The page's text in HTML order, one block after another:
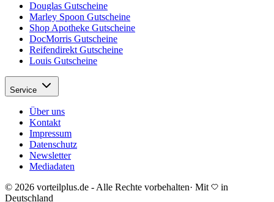
Douglas Gutscheine
Marley Spoon Gutscheine
Shop Apotheke Gutscheine
DocMorris Gutscheine
Reifendirekt Gutscheine
Louis Gutscheine
Service
Über uns
Kontakt
Impressum
Datenschutz
Newsletter
Mediadaten
© 2026 vorteilplus.de - Alle Rechte vorbehalten· Mit
in
Deutschland